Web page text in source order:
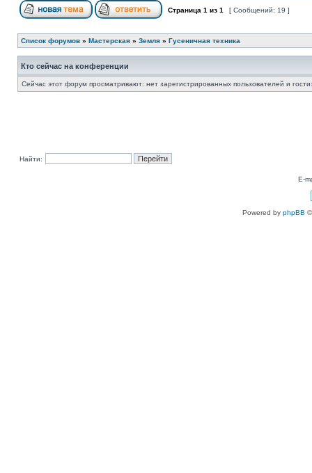
Страница 1 из 1 [ Сообщений: 19 ]
Список форумов » Мастерская » Земля » Гусеничная техника
Кто сейчас на конференции
Сейчас этот форум просматривают: нет зарегистрированных пользователей и
Найти:
E-
Powered by phpBB